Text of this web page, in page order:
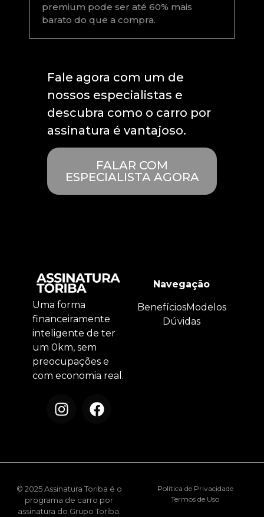
premium pode ser até 60% mais
barato do que a compra.
Fale agora com um de
nossos especialistas e
descubra como o carro por
assinatura é vantajoso.
FALAR COM
ESPECIALISTA AGORA
Uma forma
financeiramente
inteligente de ter
um 0km, sem
preocupações e
com economia real.
Navegação
BenefíciosModelos
Dúvidas
© 2025 Assinatura Toriba é o
programa de carro por
assinatura do Grupo Toriba.
Política de Privacidade
Termos de Uso